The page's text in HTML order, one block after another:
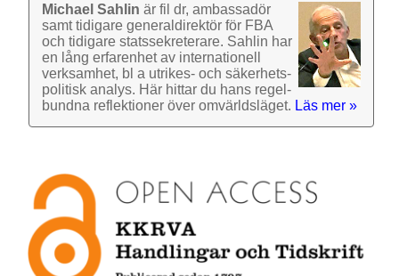
Michael Sahlin är fil dr, ambassadör
samt tidigare general­direktör för FBA
och tidigare stats­sekre­terare. Sahlin har
en lång erfarenhet av inter­nationell
verk­samhet, bl a utrikes- och säkerhets­
politisk analys. Här hittar du hans regel­
bundna reflek­tioner över omvärlds­läget. Läs mer »